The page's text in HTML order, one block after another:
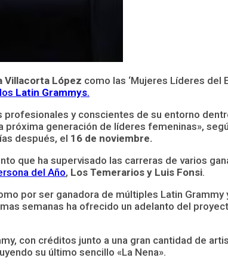
Villacorta López como las ‘Mujeres Líderes del
Latin Grammys.
profesionales y conscientes de su entorno
generación de líderes femeninas»,
después, el 16 de noviembre.
que ha supervisado las carreras de varios
del Año, Los Temerarios y Luis Fonsi.
por ser ganadora de múltiples Latin Grammy
semanas ha ofrecido un adelanto del
con créditos junto a una gran cantidad de
su último sencillo «La Nena».